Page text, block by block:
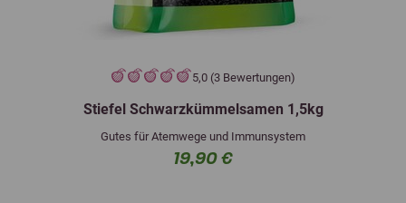
5,0 (3 Bewertungen)
Stiefel Schwarzkümmelsamen 1,5kg
Gutes für Atemwege und Immunsystem
19,90 €